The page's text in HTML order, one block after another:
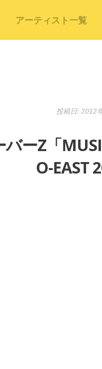
アーティスト一覧
投稿日: 2012
バーZ「
O-EAST